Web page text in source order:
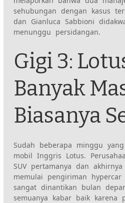
sehubungan dengan kasus
dan Gianluca Sabbioni
menunggu persidangan.
Gigi 3:
Banyak
Biasanya
Sudah beberapa minggu
mobil Inggris Lotus.
SUV pertamanya dan
memulai pengiriman
sangat dinantikan bulan
semuanya kabar baik karena